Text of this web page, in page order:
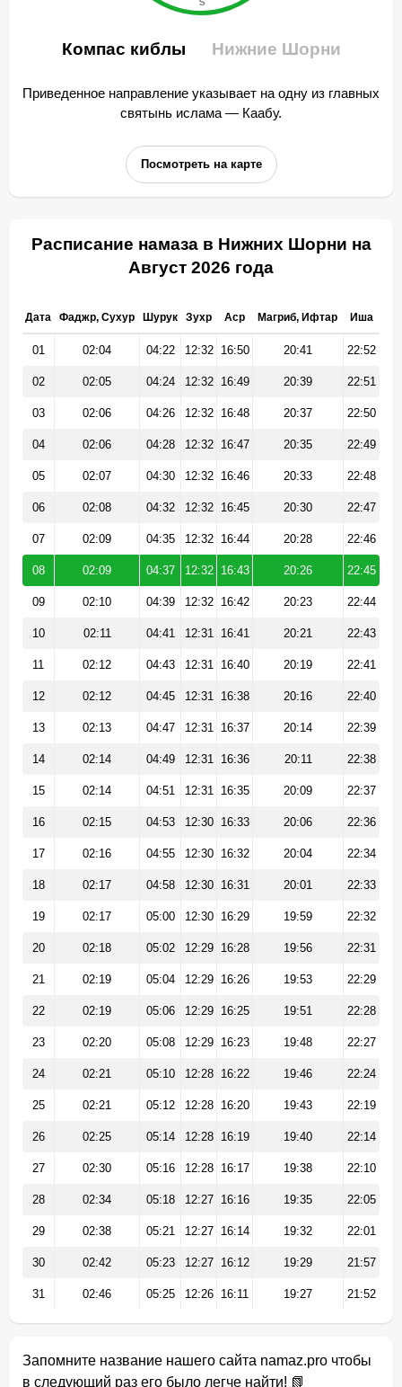
Компас киблы Нижние Шорни
Приведенное направление указывает на одну из главных
святынь ислама — Каабу.
Посмотреть на карте
Расписание намаза в Нижних Шорни на
Август 2026 года
Дата Фаджр, Сухур Шурук Зухр Аср Магриб, Ифтар Иша
01 02:04 04:22 12:32 16:50 20:41 22:52
02 02:05 04:24 12:32 16:49 20:39 22:51
03 02:06 04:26 12:32 16:48 20:37 22:50
04 02:06 04:28 12:32 16:47 20:35 22:49
05 02:07 04:30 12:32 16:46 20:33 22:48
06 02:08 04:32 12:32 16:45 20:30 22:47
07 02:09 04:35 12:32 16:44 20:28 22:46
08 02:09 04:37 12:32 16:43 20:26 22:45
09 02:10 04:39 12:32 16:42 20:23 22:44
10 02:11 04:41 12:31 16:41 20:21 22:43
11 02:12 04:43 12:31 16:40 20:19 22:41
12 02:12 04:45 12:31 16:38 20:16 22:40
13 02:13 04:47 12:31 16:37 20:14 22:39
14 02:14 04:49 12:31 16:36 20:11 22:38
15 02:14 04:51 12:31 16:35 20:09 22:37
16 02:15 04:53 12:30 16:33 20:06 22:36
17 02:16 04:55 12:30 16:32 20:04 22:34
18 02:17 04:58 12:30 16:31 20:01 22:33
19 02:17 05:00 12:30 16:29 19:59 22:32
20 02:18 05:02 12:29 16:28 19:56 22:31
21 02:19 05:04 12:29 16:26 19:53 22:29
22 02:19 05:06 12:29 16:25 19:51 22:28
23 02:20 05:08 12:29 16:23 19:48 22:27
24 02:21 05:10 12:28 16:22 19:46 22:24
25 02:21 05:12 12:28 16:20 19:43 22:19
26 02:25 05:14 12:28 16:19 19:40 22:14
27 02:30 05:16 12:28 16:17 19:38 22:10
28 02:34 05:18 12:27 16:16 19:35 22:05
29 02:38 05:21 12:27 16:14 19:32 22:01
30 02:42 05:23 12:27 16:12 19:29 21:57
31 02:46 05:25 12:26 16:11 19:27 21:52
Запомните название нашего сайта namaz.pro чтобы
в следующий раз его было легче найти! 📗